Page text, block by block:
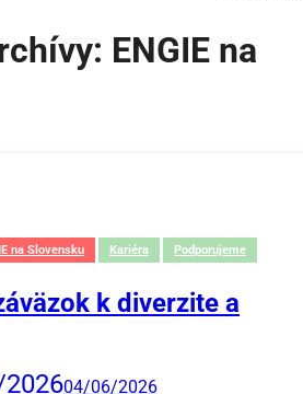
ENGIE na
na Slovensku Kariéra Podporujeme
k diverzite a
04/06/2026